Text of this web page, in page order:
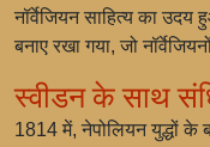
नॉर्वेजियन साहित्य का
बनाए रखा गया, जो
स्वीडन के साथ
1814 में, नेपोलियन युद्धों के